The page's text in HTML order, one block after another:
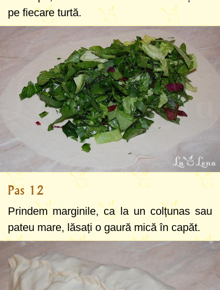
pe fiecare turtă.
Pas 12
Prindem marginile, ca la un colțunas sau
pateu mare, lăsați o gaură mică în capăt.